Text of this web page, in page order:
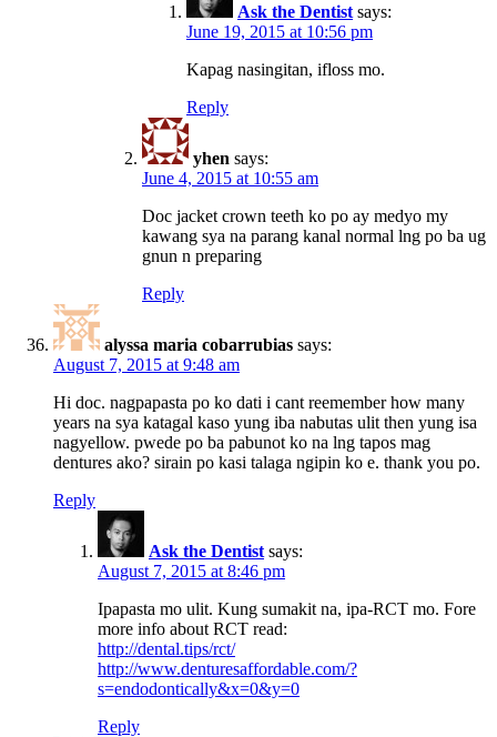
Ask the Dentist says:
June 19, 2015 at 10:56 pm
Kapag nasingitan, ifloss mo.
Reply
yhen says:
June 4, 2015 at 10:55 am
Doc jacket crown teeth ko po ay medyo my
kawang sya na parang kanal normal lng po ba ug
gnun n preparing
Reply
alyssa maria cobarrubias says:
August 7, 2015 at 9:48 am
Hi doc. nagpapasta po ko dati i cant reemember how many
years na sya katagal kaso yung iba nabutas ulit then yung isa
nagyellow. pwede po ba pabunot ko na lng tapos mag
dentures ako? sirain po kasi talaga ngipin ko e. thank you po.
Reply
Ask the Dentist says:
August 7, 2015 at 8:46 pm
Ipapasta mo ulit. Kung sumakit na, ipa-RCT mo. Fore
more info about RCT read:
http://dental.tips/rct/
http://www.denturesaffordable.com/?
s=endodontically&x=0&y=0
Reply